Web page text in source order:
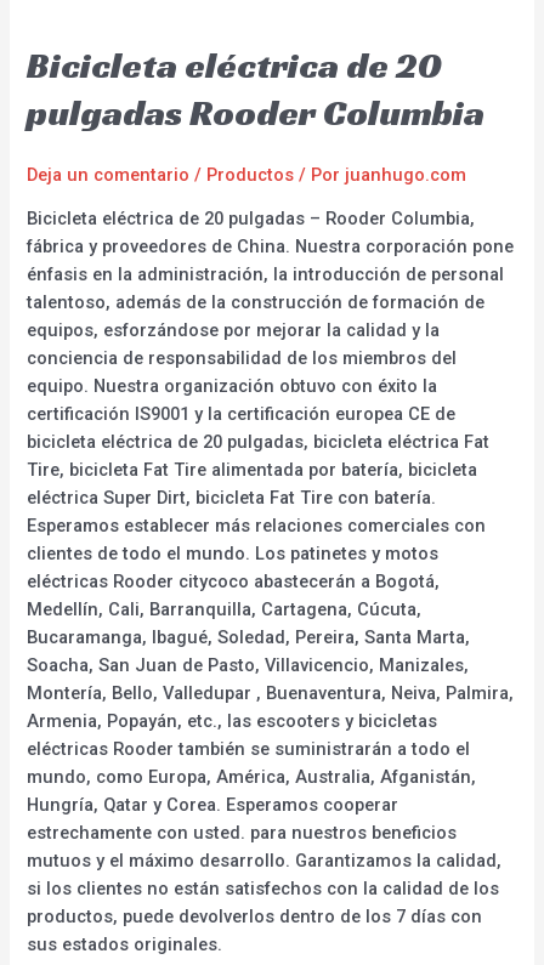
Bicicleta eléctrica de 20
pulgadas Rooder Columbia
Deja un comentario / Productos / Por juanhugo.com
Bicicleta eléctrica de 20 pulgadas – Rooder Columbia,
fábrica y proveedores de China. Nuestra corporación pone
énfasis en la administración, la introducción de personal
talentoso, además de la construcción de formación de
equipos, esforzándose por mejorar la calidad y la
conciencia de responsabilidad de los miembros del
equipo. Nuestra organización obtuvo con éxito la
certificación IS9001 y la certificación europea CE de
bicicleta eléctrica de 20 pulgadas, bicicleta eléctrica Fat
Tire, bicicleta Fat Tire alimentada por batería, bicicleta
eléctrica Super Dirt, bicicleta Fat Tire con batería.
Esperamos establecer más relaciones comerciales con
clientes de todo el mundo. Los patinetes y motos
eléctricas Rooder citycoco abastecerán a Bogotá,
Medellín, Cali, Barranquilla, Cartagena, Cúcuta,
Bucaramanga, Ibagué, Soledad, Pereira, Santa Marta,
Soacha, San Juan de Pasto, Villavicencio, Manizales,
Montería, Bello, Valledupar , Buenaventura, Neiva, Palmira,
Armenia, Popayán, etc., las escooters y bicicletas
eléctricas Rooder también se suministrarán a todo el
mundo, como Europa, América, Australia, Afganistán,
Hungría, Qatar y Corea. Esperamos cooperar
estrechamente con usted. para nuestros beneficios
mutuos y el máximo desarrollo. Garantizamos la calidad,
si los clientes no están satisfechos con la calidad de los
productos, puede devolverlos dentro de los 7 días con
sus estados originales.